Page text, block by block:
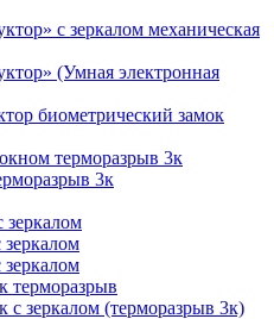
с зеркалом механическая
(Умная электронная
биометрический замок
терморазрыв 3к
3к
зеркалом
зеркалом
зеркалом
терморазрыв
с зеркалом (терморазрыв 3к)